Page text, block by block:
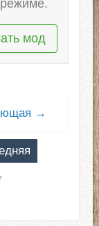
мод
→